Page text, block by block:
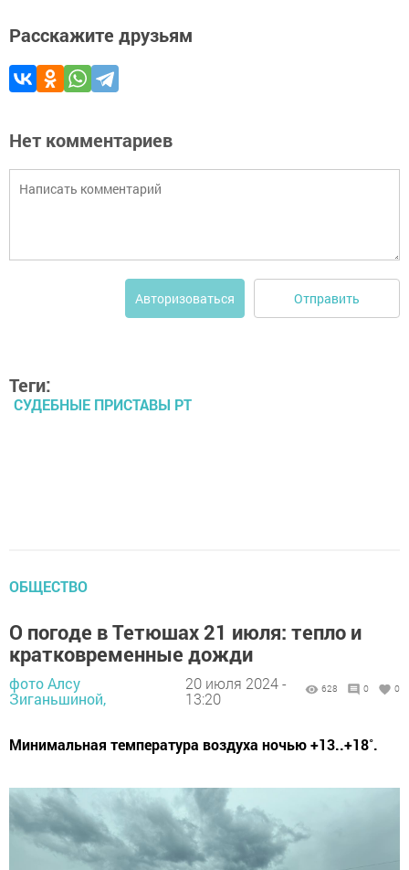
Расскажите друзьям
Нет комментариев
Авторизоваться Отправить
Теги:
СУДЕБНЫЕ ПРИСТАВЫ РТ
ОБЩЕСТВО
О погоде в Тетюшах 21 июля: тепло и
кратковременные дожди
фото Алсу
Зиганьшиной,
20 июля 2024 -
13:20
628 0 0
Минимальная температура воздуха ночью +13..+18˚.